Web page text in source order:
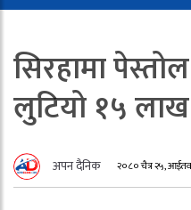
सिरहामा
लुटियो १५
अपन दैनिक २०८० चैत्र २५,